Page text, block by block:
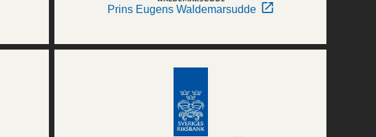
Prins Eugens Waldemarsudde